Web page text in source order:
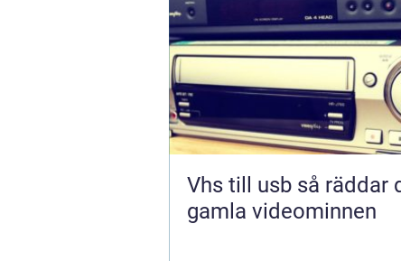
Vhs till usb så räddar du dina
gamla videominnen